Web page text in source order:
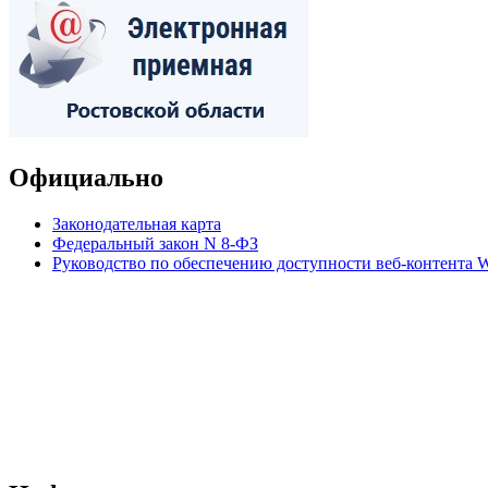
Официально
Законодательная карта
Федеральный закон N 8-ФЗ
Руководство по обеспечению доступности веб-контента